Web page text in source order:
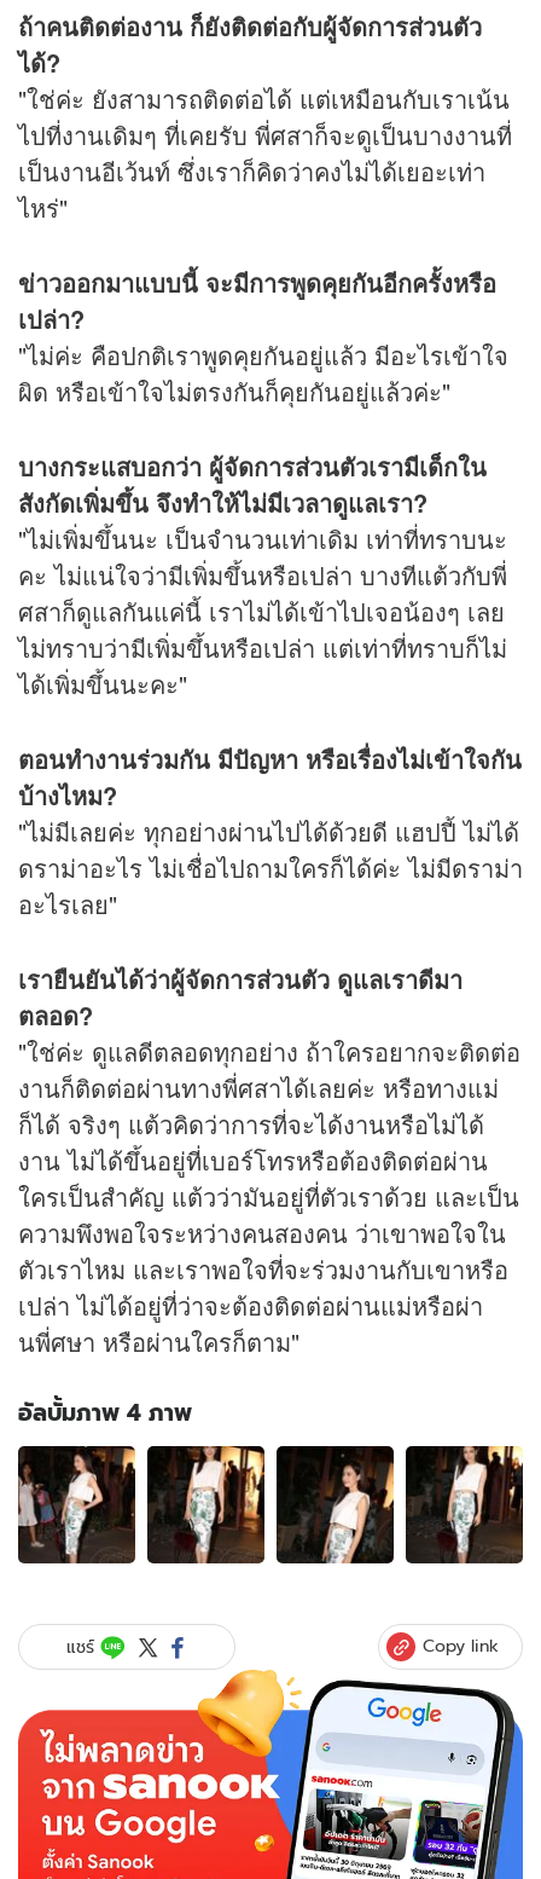
ถ้าคนติดต่องาน ก็ยังติดต่อกับผู้จัดการส่วนตัว
ได้?
"ใช่ค่ะ ยังสามารถติดต่อได้ แต่เหมือนกับเราเน้น
ไปที่งานเดิมๆ ที่เคยรับ พี่ศสาก็จะดูเป็นบางงานที่
เป็นงานอีเว้นท์ ซึ่งเราก็คิดว่าคงไม่ได้เยอะเท่า
ไหร่"
ข่าวออกมาแบบนี้ จะมีการพูดคุยกันอีกครั้งหรือ
เปล่า?
"ไม่ค่ะ คือปกติเราพูดคุยกันอยู่แล้ว มีอะไรเข้าใจ
ผิด หรือเข้าใจไม่ตรงกันก็คุยกันอยู่แล้วค่ะ"
บางกระแสบอกว่า ผู้จัดการส่วนตัวเรามีเด็กใน
สังกัดเพิ่มขึ้น จึงทำให้ไม่มีเวลาดูแลเรา?
"ไม่เพิ่มขึ้นนะ เป็นจำนวนเท่าเดิม เท่าที่ทราบนะ
คะ ไม่แน่ใจว่ามีเพิ่มขึ้นหรือเปล่า บางทีแต้วกับพี่
ศสาก็ดูแลกันแค่นี้ เราไม่ได้เข้าไปเจอน้องๆ เลย
ไม่ทราบว่ามีเพิ่มขึ้นหรือเปล่า แต่เท่าที่ทราบก็ไม่
ได้เพิ่มขึ้นนะคะ"
ตอนทำงานร่วมกัน มีปัญหา หรือเรื่องไม่เข้าใจกัน
บ้างไหม?
"ไม่มีเลยค่ะ ทุกอย่างผ่านไปได้ด้วยดี แฮปปี้ ไม่ได้
ดราม่าอะไร ไม่เชื่อไปถามใครก็ได้ค่ะ ไม่มีดราม่า
อะไรเลย"
เรายืนยันได้ว่าผู้จัดการส่วนตัว ดูแลเราดีมา
ตลอด?
"ใช่ค่ะ ดูแลดีตลอดทุกอย่าง ถ้าใครอยากจะติดต่อ
งานก็ติดต่อผ่านทางพี่ศสาได้เลยค่ะ หรือทางแม่
ก็ได้ จริงๆ แต้วคิดว่าการที่จะได้งานหรือไม่ได้
งาน ไม่ได้ขึ้นอยู่ที่เบอร์โทรหรือต้องติดต่อผ่าน
ใครเป็นสำคัญ แต้วว่ามันอยู่ที่ตัวเราด้วย และเป็น
ความพึงพอใจระหว่างคนสองคน ว่าเขาพอใจใน
ตัวเราไหม และเราพอใจที่จะร่วมงานกับเขาหรือ
เปล่า ไม่ได้อยู่ที่ว่าจะต้องติดต่อผ่านแม่หรือผ่า
นพี่ศษา หรือผ่านใครก็ตาม"
อัลบั้มภาพ 4 ภาพ
อัลบั้ม
ภาพ
4
ภาพ
ของ
เม้าท์!
ฉีก
จัดการ
ส่วน
เพราะ
ปัญหา
แชร์ Copy link